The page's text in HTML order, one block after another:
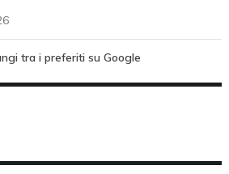
tra i preferiti su Google